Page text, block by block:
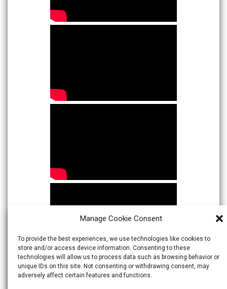
Manage Cookie Consent
To provide the best experiences, we use technologies like cookies to
store and/or access device information. Consenting to these
technologies will allow us to process data such as browsing behavior or
unique IDs on this site. Not consenting or withdrawing consent, may
adversely affect certain features and functions.